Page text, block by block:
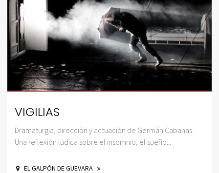
VIGILIAS
Dramaturgia, dirección y actuación de Germán Cabanas.
Una reflexión lúdica sobre el insomnio, el sueño...
EL GALPÓN DE GUEVARA